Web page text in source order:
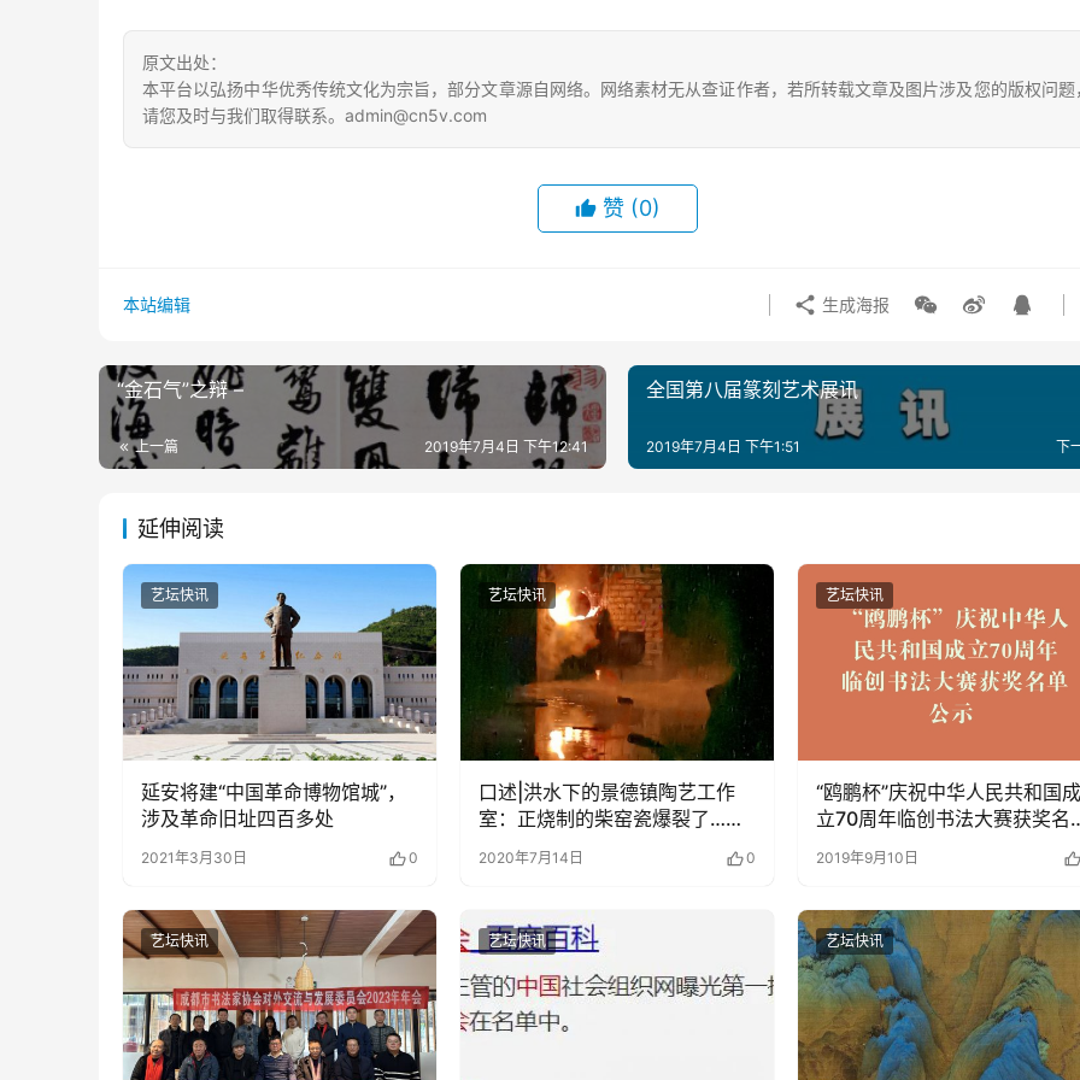
原文出处：
本平台以弘扬中华优秀传统文化为宗旨，部分文章源自网络。网络素材无从查证作者，若所转载文章及图片涉及您的版权问题
请您及时与我们取得联系。admin@cn5v.com
赞 (0)
本站编辑 生成海报
“金石气”之辩 –
上一篇 2019年7月4日 下午12:41
全国第八届篆刻艺术展讯
下
2019年7月4日 下午1:51
延伸阅读
艺坛快讯
延安将建“中国革命博物馆城”，
涉及革命旧址四百多处
2021年3月30日 0
艺坛快讯
口述|洪水下的景德镇陶艺工作
室：正烧制的柴窑瓷爆裂了……
2020年7月14日 0
艺坛快讯
“鸥鹏杯”庆祝中华人民共和国成
立70周年临创书法大赛获奖名
公示 –
2019年9月10日
艺坛快讯 艺坛快讯 艺坛快讯